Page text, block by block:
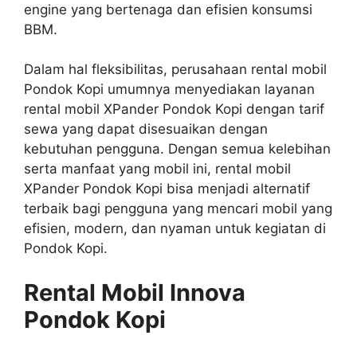
engine yang bertenaga dan efisien konsumsi
BBM.
Dalam hal fleksibilitas, perusahaan rental mobil
Pondok Kopi umumnya menyediakan layanan
rental mobil XPander Pondok Kopi dengan tarif
sewa yang dapat disesuaikan dengan
kebutuhan pengguna. Dengan semua kelebihan
serta manfaat yang mobil ini, rental mobil
XPander Pondok Kopi bisa menjadi alternatif
terbaik bagi pengguna yang mencari mobil yang
efisien, modern, dan nyaman untuk kegiatan di
Pondok Kopi.
Rental Mobil Innova
Pondok Kopi